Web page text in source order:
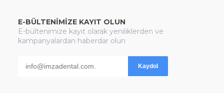
E-BÜLTENİMİZE KAYIT OLUN
E-bültenimize kayıt olarak yeniliklerden ve
kampanyalardan haberdar olun
Kaydol